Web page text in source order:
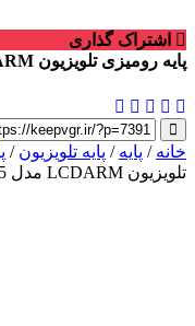
اشتراک گذاری
پایه رومیزی تلویزیون LCDARM مدل TVDESK-3265
خانه / پایه / پایه تلویزیون /
تلویزیون LCDARM مدل TVDESK-3265